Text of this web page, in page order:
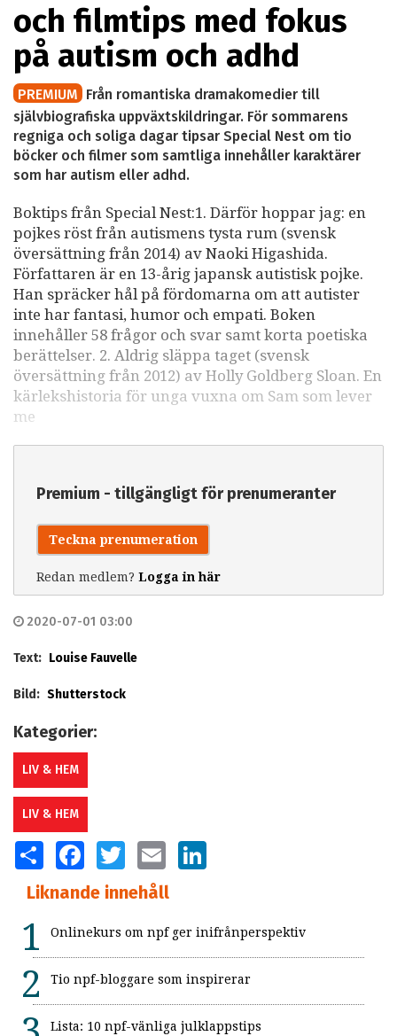
och filmtips med fokus
på autism och adhd
PREMIUM Från romantiska dramakomedier till
självbiografiska uppväxtskildringar. För sommarens
regniga och soliga dagar tipsar Special Nest om tio
böcker och filmer som samtliga innehåller karaktärer
som har autism eller adhd.
Boktips från Special Nest:1. Därför hoppar jag: en
pojkes röst från autismens tysta rum (svensk
översättning från 2014) av Naoki Higashida.
Författaren är en 13-årig japansk autistisk pojke.
Han spräcker hål på fördomarna om att autister
inte har fantasi, humor och empati. Boken
innehåller 58 frågor och svar samt korta poetiska
berättelser. 2. Aldrig släppa taget (svensk
översättning från 2012) av Holly Goldberg Sloan. En
kärlekshistoria för unga vuxna om Sam som lever
me
Premium - tillgängligt för prenumeranter
Teckna prenumeration
Redan medlem? Logga in här
2020-07-01 03:00
Text: Louise Fauvelle
Bild: Shutterstock
Kategorier:
LIV & HEM
LIV & HEM
SHARE FACEBOOKTWITTER EMAIL
Liknande innehåll
Onlinekurs om npf ger inifrånperspektiv
Tio npf-bloggare som inspirerar
Lista: 10 npf-vänliga julklappstips